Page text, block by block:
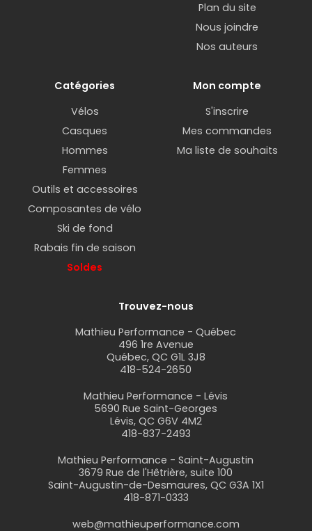
Plan du site
Nous joindre
Nos auteurs
Catégories
Vélos
Casques
Hommes
Femmes
Outils et accessoires
Composantes de vélo
Ski de fond
Rabais fin de saison
Soldes
Mon compte
S'inscrire
Mes commandes
Ma liste de souhaits
Trouvez-nous
Mathieu Performance - Québec
496 1re Avenue
Québec, QC G1L 3J8
418-524-2650
Mathieu Performance - Lévis
5690 Rue Saint-Georges
Lévis, QC G6V 4M2
418-837-2493
Mathieu Performance - Saint-Augustin
3679 Rue de l'Hêtrière, suite 100
Saint-Augustin-de-Desmaures, QC G3A 1X1
418-871-0333
web@mathieuperformance.com